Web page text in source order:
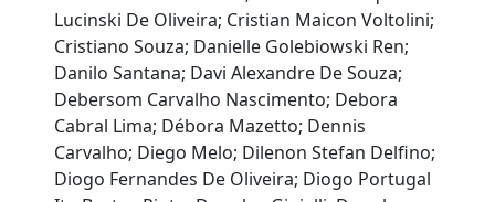
Lucinski De Oliveira; Cristian Maicon Voltolini;
Cristiano Souza; Danielle Golebiowski Ren;
Danilo Santana; Davi Alexandre De Souza;
Debersom Carvalho Nascimento; Debora
Cabral Lima; Débora Mazetto; Dennis
Carvalho; Diego Melo; Dilenon Stefan Delfino;
Diogo Fernandes De Oliveira; Diogo Portugal